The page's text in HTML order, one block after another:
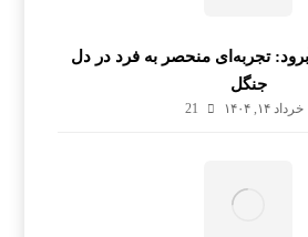
تجربه‌ای منحصر به فرد در دل
جنگل
خرداد ۱۴, ۱۴۰۴ 21